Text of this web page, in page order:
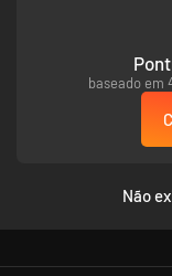
baseado em
Não